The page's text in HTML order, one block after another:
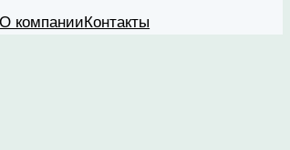
О компании Контакты